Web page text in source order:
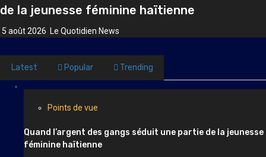
de la jeunesse féminine haïtienne
5 août 2026 Le Quotidien News
Latest Popular Trending
Points de vue
Quand l’argent des gangs séduit une partie de la jeunesse
féminine haïtienne